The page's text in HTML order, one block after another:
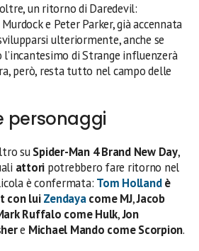
un ritorno di Daredevil:
e Peter Parker, già accennata
ulteriormente, anche se
l’incantesimo di Strange influenzerà
però, resta tutto nel campo delle
personaggi
suSpider-Man 4 Brand New Day,
attori potrebbero fare ritorno nel
è confermata: Tom Hollandè
con luiZendayacome MJ,Jacob
Ruffalo come Hulk,Jon
e Michael Mando come Scorpion.